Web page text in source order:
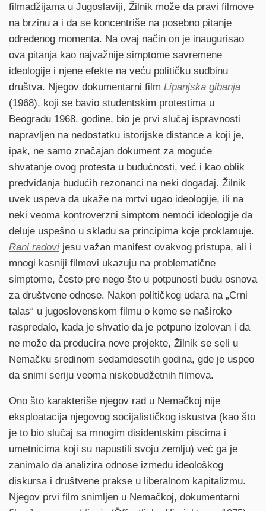
filmadžijama u Jugoslaviji, Žilnik može da pravi filmove
na brzinu a i da se koncentriše na posebno pitanje
određenog momenta. Na ovaj način on je inaugurisao
ova pitanja kao najvažnije simptome savremene
ideologije i njene efekte na veću političku sudbinu
društva. Njegov dokumentarni film Lipanjska gibanja
(1968), koji se bavio studentskim protestima u
Beogradu 1968. godine, bio je prvi slučaj ispravnosti
napravljen na nedostatku istorijske distance a koji je,
ipak, ne samo značajan dokument za moguće
shvatanje ovog protesta u budućnosti, već i kao oblik
predviđanja budućih rezonanci na neki događaj. Žilnik
uvek uspeva da ukaže na mrtvi ugao ideologije, ili na
neki veoma kontroverzni simptom nemoći ideologije da
deluje uspešno u skladu sa principima koje proklamuje.
Rani radovi jesu važan manifest ovakvog pristupa, ali i
mnogi kasniji filmovi ukazuju na problematične
simptome, često pre nego što u potpunosti budu osnova
za društvene odnose. Nakon političkog udara na „Crni
talas“ u jugoslovenskom filmu o kome se naširoko
raspredalo, kada je shvatio da je potpuno izolovan i da
ne može da producira nove projekte, Žilnik se seli u
Nemačku sredinom sedamdesetih godina, gde je uspeo
da snimi seriju veoma niskobudžetnih filmova.
Ono što karakteriše njegov rad u Nemačkoj nije
eksploatacija njegovog socijalističkog iskustva (kao što
je to bio slučaj sa mnogim disidentskim piscima i
umetnicima koji su napustili svoju zemlju) već ga je
zanimalo da analizira odnose između ideološkog
diskursa i društvene prakse u liberalnom kapitalizmu.
Njegov prvi film snimljen u Nemačkoj, dokumentarni